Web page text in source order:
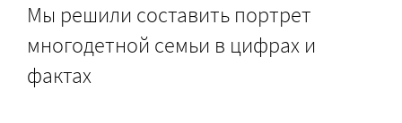
Мы решили составить портрет
многодетной семьи в цифрах и
фактах